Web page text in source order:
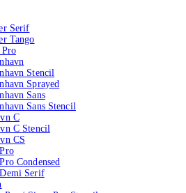
Serif
Tango
Stencil
Sprayed
Sans
Sans Stencil
C
C Stencil
CS
Condensed
Serif